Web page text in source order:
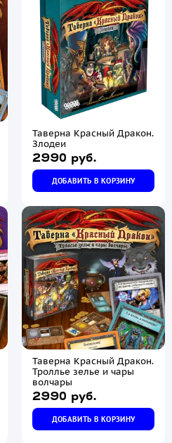
Таверна Красный Дракон.
Злодеи
2990 руб.
ДОБАВИТЬ В КОРЗИНУ
Таверна Красный Дракон.
Троллье зелье и чары
волчары
2990 руб.
ДОБАВИТЬ В КОРЗИНУ